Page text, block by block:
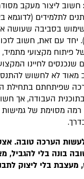
חשוב ליצור מעקב
לתלמידים (לדוגמא
בסביבה שעושה
יחד עם זאת, חשוב
פיתוח מקצועי מתמיד,
שנכנסים לחיינו
מאוד לא לחשוש
שפיתחתם בתחילת
העבודה, אך
מסוימת של
הערכה טובה.
בונה בלי להגביל,
מעצבת בלי ליצוק